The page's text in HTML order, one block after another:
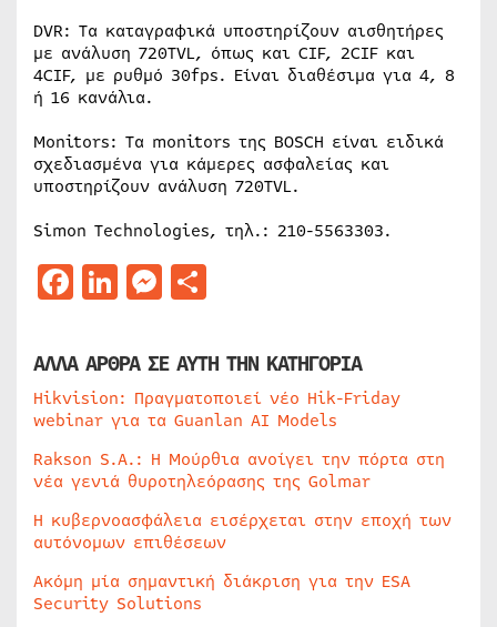
DVR: Τα καταγραφικά υποστηρίζουν αισθητήρες
με ανάλυση 720TVL, όπως και CIF, 2CIF και
4CIF, με ρυθμό 30fps. Είναι διαθέσιμα για 4, 8
ή 16 κανάλια.
Monitors: Τα monitors της BOSCH είναι ειδικά
σχεδιασμένα για κάμερες ασφαλείας και
υποστηρίζουν ανάλυση 720TVL.
Simon Technologies, τηλ.: 210-5563303.
Facebook
LinkedIn
Messenger
ΑΛΛΑ ΑΡΘΡΑ ΣΕ ΑΥΤΗ ΤΗΝ ΚΑΤΗΓΟΡΙΑ
Hikvision: Πραγματοποιεί νέο Hik-Friday
webinar για τα Guanlan AI Models
Rakson S.A.: Η Μούρθια ανοίγει την πόρτα στη
νέα γενιά θυροτηλεόρασης της Golmar
Η κυβερνοασφάλεια εισέρχεται στην εποχή των
αυτόνομων επιθέσεων
Ακόμη μία σημαντική διάκριση για την ESA
Security Solutions